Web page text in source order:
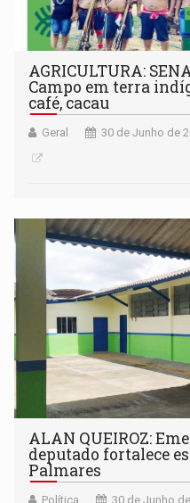
AGRICULTURA:
Campo em terra
café, cacau
Geral 30 de Junho de
ALAN QUEIROZ:
deputado fortalece
Palmares
Política 30 de Junho